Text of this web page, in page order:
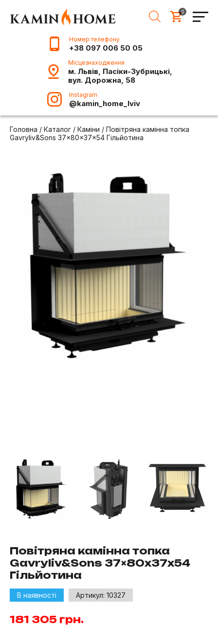
0
Номер телефону
+38 097 006 50 05
Місцезнаходження
м. Львів, Пасіки-Зубрицькі,
вул. Дорожна, 58
Instagram
@kamin_home_lviv
Головна / Каталог / Каміни / Повітряна камінна топка
Gavryliv&Sons 37×80x37x54 Гільйотина
Повітряна камінна топка
Gavryliv&Sons 37×80x37x54
Гільйотина
В наявності Артикул: 10327
181 305 грн.